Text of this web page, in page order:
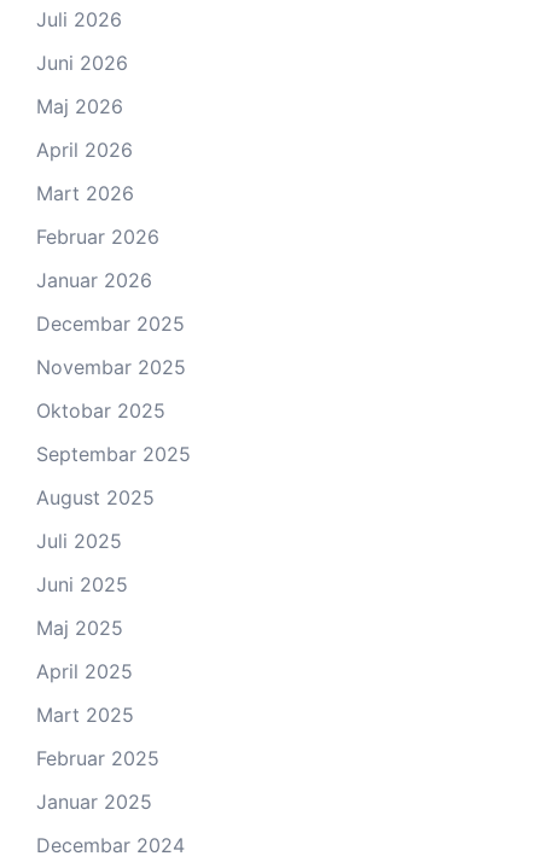
Juli 2026
Juni 2026
Maj 2026
April 2026
Mart 2026
Februar 2026
Januar 2026
Decembar 2025
Novembar 2025
Oktobar 2025
Septembar 2025
August 2025
Juli 2025
Juni 2025
Maj 2025
April 2025
Mart 2025
Februar 2025
Januar 2025
Decembar 2024